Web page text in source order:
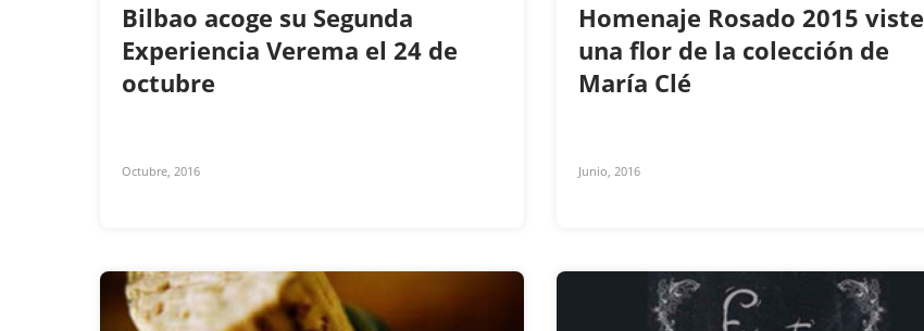
Bilbao acoge su Segunda
Experiencia Verema el 24 de
octubre
Octubre, 2016
Homenaje Rosado 2015 viste
una flor de la colección de
María Clé
Junio, 2016